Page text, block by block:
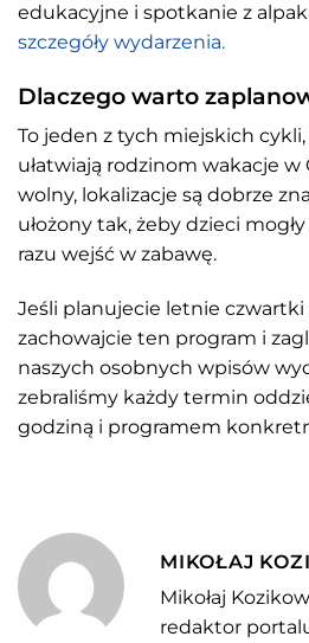
edukacyjne i spotkanie z
szczegóły wydarzenia.
Dlaczego warto
To jeden z tych miejskich
ułatwiają rodzinom wakacje w
wolny, lokalizacje są dobrze
ułożony tak, żeby dzieci
razu wejść w zabawę.
Jeśli planujecie letnie czwartki
zachowajcie ten program i
naszych osobnych wpisów
zebraliśmy każdy termin
godziną i programem
MIKOŁAJ
Mikołaj
redaktor